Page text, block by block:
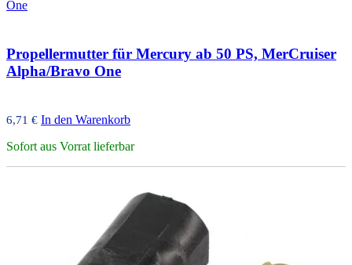
Propellermutter für Mercury ab 50 PS, MerCruiser
Alpha/Bravo One
6,71 € In den Warenkorb
Sofort aus Vorrat lieferbar